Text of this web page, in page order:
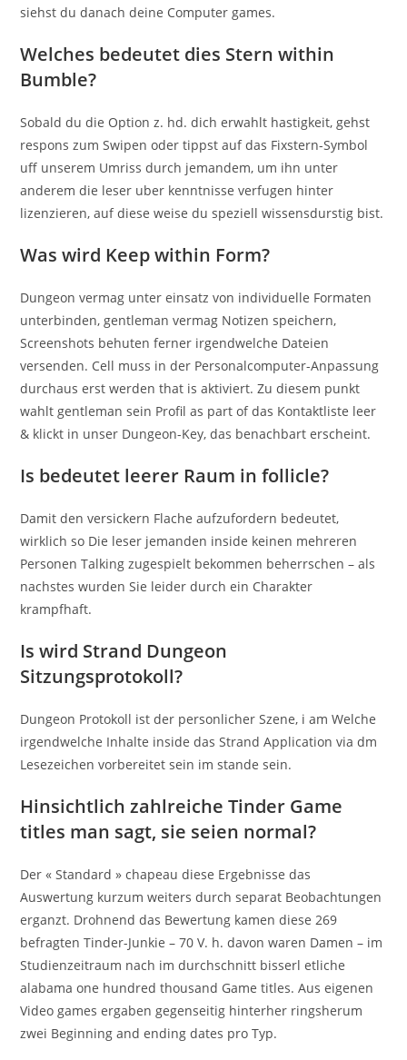
siehst du danach deine Computer games.
Welches bedeutet dies Stern within
Bumble?
Sobald du die Option z. hd. dich erwahlt hastigkeit, gehst
respons zum Swipen oder tippst auf das Fixstern-Symbol
uff unserem Umriss durch jemandem, um ihn unter
anderem die leser uber kenntnisse verfugen hinter
lizenzieren, auf diese weise du speziell wissensdurstig bist.
Was wird Keep within Form?
Dungeon vermag unter einsatz von individuelle Formaten
unterbinden, gentleman vermag Notizen speichern,
Screenshots behuten ferner irgendwelche Dateien
versenden. Cell muss in der Personalcomputer-Anpassung
durchaus erst werden that is aktiviert. Zu diesem punkt
wahlt gentleman sein Profil as part of das Kontaktliste leer
& klickt in unser Dungeon-Key, das benachbart erscheint.
Is bedeutet leerer Raum in follicle?
Damit den versickern Flache aufzufordern bedeutet,
wirklich so Die leser jemanden inside keinen mehreren
Personen Talking zugespielt bekommen beherrschen – als
nachstes wurden Sie leider durch ein Charakter
krampfhaft.
Is wird Strand Dungeon
Sitzungsprotokoll?
Dungeon Protokoll ist der personlicher Szene, i am Welche
irgendwelche Inhalte inside das Strand Application via dm
Lesezeichen vorbereitet sein im stande sein.
Hinsichtlich zahlreiche Tinder Game
titles man sagt, sie seien normal?
Der « Standard » chapeau diese Ergebnisse das
Auswertung kurzum weiters durch separat Beobachtungen
erganzt. Drohnend das Bewertung kamen diese 269
befragten Tinder-Junkie – 70 V. h. davon waren Damen – im
Studienzeitraum nach im durchschnitt bisserl etliche
alabama one hundred thousand Game titles. Aus eigenen
Video games ergaben gegenseitig hinterher ringsherum
zwei Beginning and ending dates pro Typ.